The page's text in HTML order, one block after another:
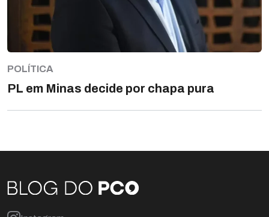
POLÍTICA
PL em Minas decide por chapa pura